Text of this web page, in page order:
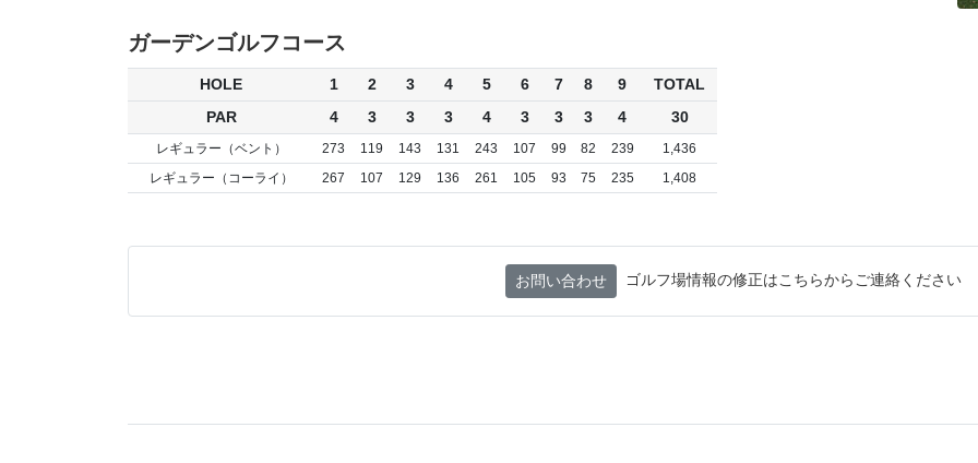
ガーデンゴルフコース
HOLE 1 2 3 4 5 6 7 8 9
TOTAL
PAR
4 3 3 3 4 3 3 3 4 30
レギュラー（ベント） 273 119 143 131 243 107 99 82 239
1,436
レギュラー（コーライ）
267 107 129 136 261 105 93 75 235 1,408
お問い合わせ ゴルフ場情報の修正はこちらからご連絡ください